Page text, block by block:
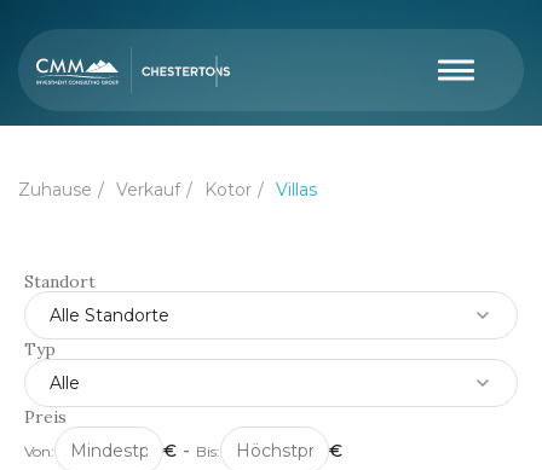
Zuhause Verkauf Kotor Villas
Standort
Alle Standorte
Typ
Alle
Preis
Von: € - Bis:
€